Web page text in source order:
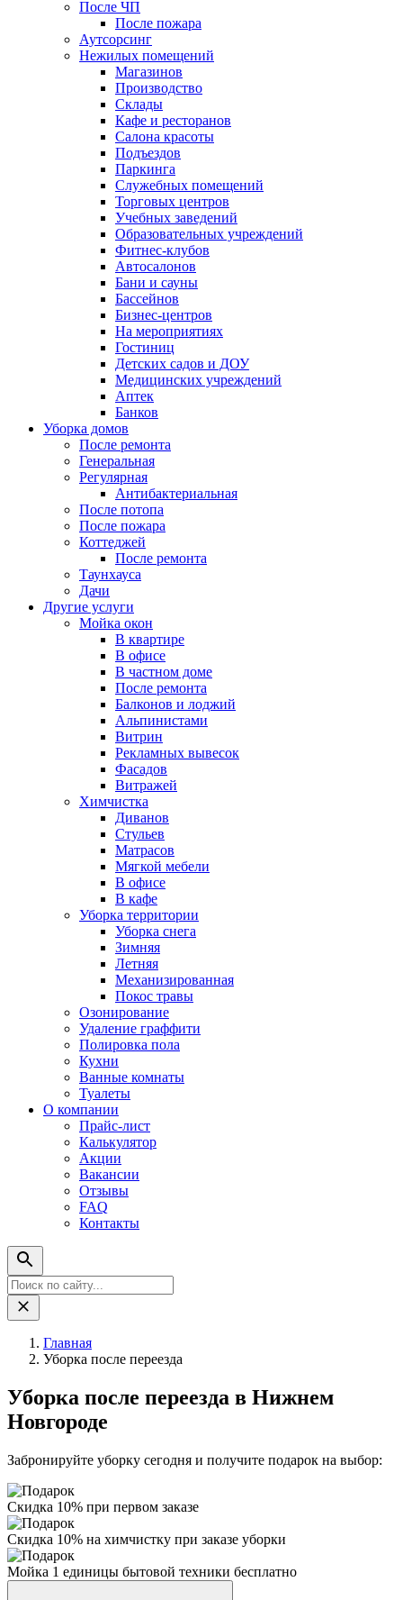
После ЧП
После пожара
Аутсорсинг
Нежилых помещений
Магазинов
Производство
Склады
Кафе и ресторанов
Салона красоты
Подъездов
Паркинга
Служебных помещений
Торговых центров
Учебных заведений
Образовательных учреждений
Фитнес-клубов
Автосалонов
Бани и сауны
Бассейнов
Бизнес-центров
На мероприятиях
Гостиниц
Детских садов и ДОУ
Медицинских учреждений
Аптек
Банков
Уборка домов
После ремонта
Генеральная
Регулярная
Антибактериальная
После потопа
После пожара
Коттеджей
После ремонта
Таунхауса
Дачи
Другие услуги
Мойка окон
В квартире
В офисе
В частном доме
После ремонта
Балконов и лоджий
Альпинистами
Витрин
Рекламных вывесок
Фасадов
Витражей
Химчистка
Диванов
Стульев
Матрасов
Мягкой мебели
В офисе
В кафе
Уборка территории
Уборка снега
Зимняя
Летняя
Механизированная
Покос травы
Озонирование
Удаление граффити
Полировка пола
Кухни
Ванные комнаты
Туалеты
О компании
Прайс-лист
Калькулятор
Акции
Вакансии
Отзывы
FAQ
Контакты
Главная
Уборка после переезда
Уборка после переезда в Нижнем
Новгороде
Забронируйте уборку сегодня и получите подарок на выбор:
Скидка 10% при первом заказе
Скидка 10% на химчистку при заказе уборки
Мойка 1 единицы бытовой техники бесплатно